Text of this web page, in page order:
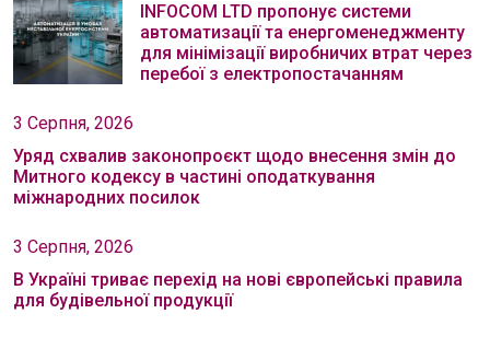
INFOCOM LTD пропонує системи
автоматизації та енергоменеджменту
для мінімізації виробничих втрат через
перебої з електропостачанням
3 Серпня, 2026
Уряд схвалив законопроєкт щодо внесення змін до
Митного кодексу в частині оподаткування
міжнародних посилок
3 Серпня, 2026
В Україні триває перехід на нові європейські правила
для будівельної продукції